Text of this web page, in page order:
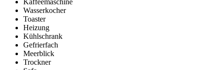
Wasserkocher
Toaster
Heizung
Kühlschrank
Gefrierfach
Meerblick
Trockner